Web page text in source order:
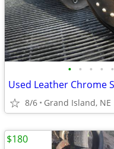
• • • • •
8/6 Grand Island, NE
$180